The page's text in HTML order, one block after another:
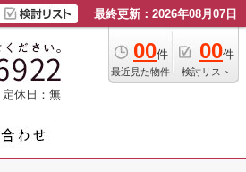
最終更新：2026年08月07日
00件
最近見た物件
00件
検討リスト
定休日：無